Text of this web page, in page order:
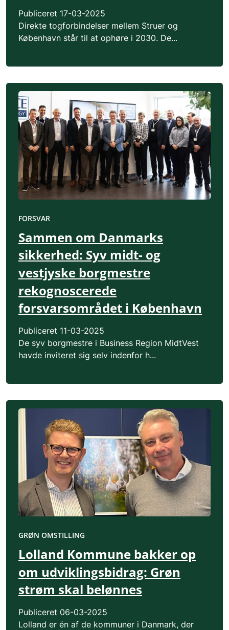
Publiceret 17-03-2025
Direkte togforbindelser mellem Struer og
København står til at ophøre i 2030. De...
FORSVAR
Sammen om Danmarks
sikkerhed: Syv midt- og
vestjyske borgmestre
rekognoscerede
forsvarsområdet i København
Publiceret 11-03-2025
De syv borgmestre i Business Region MidtVest
havde inviteret sig selv indenfor h...
GRØN OMSTILLING
Lolland Kommune bakker op
om udviklingsbidrag: Grøn
strøm skal belønnes
Publiceret 06-03-2025
Lolland er én af de kommuner i Danmark, der